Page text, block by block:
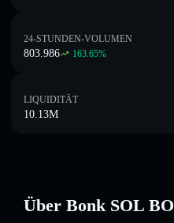
24-STUNDEN-VOLUMEN
803.986 163.65%
LIQUIDITÄT
10.13M
Über Bonk SOL